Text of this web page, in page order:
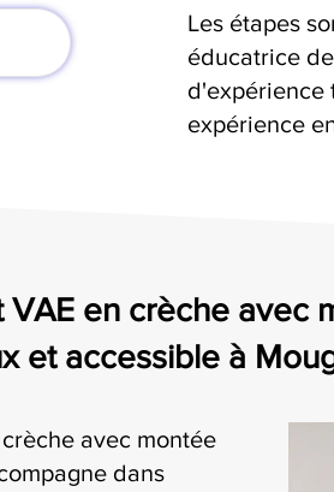
Les étapes
éducatrice
d'expérience
expérience
en crèche avec
et accessible à
avec montée
dans